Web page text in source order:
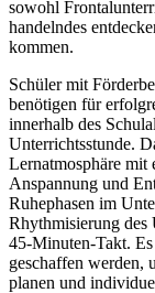
sowohl
handelndes
kommen.
Schüler mit
benötigen für
innerhalb des
Unterrichtsstunde.
Lernatmosphäre mit
Anspannung und
Ruhephasen im
Rhythmisierung des
45-Minuten-Takt.
geschaffen werden,
planen und